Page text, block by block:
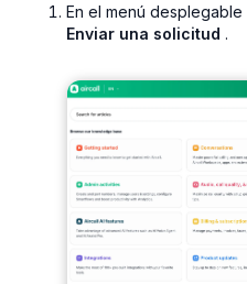
En el menú desplegable
Enviar una solicitud .